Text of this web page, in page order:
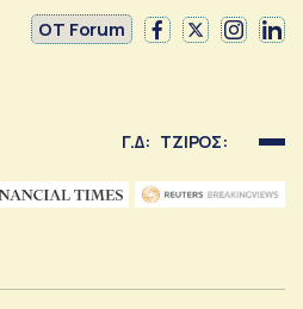
OT Forum
Γ.Δ: ΤΖΙΡΟΣ: